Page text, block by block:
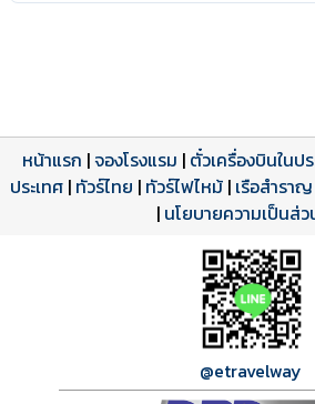
โปรแกรมทัวร์
ดาวน์โหลด PDF
รีวิวลูกค้าจริง
รีวิวจาก eTravelWay
เปิดหน้
ใบอนุญาตนำเที่ยว
เลขที่ 11/11450
เปิดหน้าเต็ม
หน้าแรก |จองโรงแรม | ตั๋วเครื่องบินในป
ประเทศ | ทัวร์ไทย | ทัวร์ไฟไหม้ | เรือสำราญ
| นโยบายความเป็นส่
@etravelway